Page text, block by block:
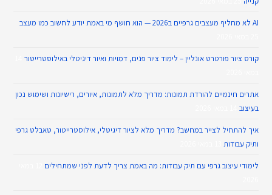
AI לא מחליף מעצבים גרפיים ב2026 — הוא חושף מי באמת יודע לחשוב כמו מעצב
קורס ציור פורטרט אונליין – לימוד ציור פנים, דמויות ואיור דיגיטלי באילוסטרייטור
אתרים חינמיים להורדת תמונות: מדריך מלא לתמונות, איורים, רישיונות ושימוש נכון
בעיצוב
איך להתחיל לצייר במחשב? מדריך מלא לציור דיגיטלי, אילוסטרייטור, טאבלט גרפי
ותיק עבודות
לימודי עיצוב גרפי עם תיק עבודות: מה באמת צריך לדעת לפני שמתחילים